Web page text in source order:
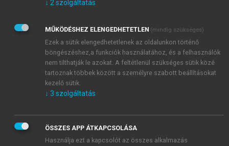
Kérek értesítést az Akadémiai Kiadó Zrt. újdonságairól,
Adatkezelési tájékoztatóbanfoglaltakat tudomásul
veszem és elfogadom.
Általános vásárlási feltételeket, valamint a szotar.netés a
mersz.huoldalak licencszerződéseiben foglaltakat
tudomásul veszem és elfogadom.
KIPRÓBÁLOM
↓ 2 szolgáltatás
MŰKÖDÉSHEZ ELENGEDHETETLEN (mindig szükséges)
Ezek a sütik elengedhetetlenek az oldalunkon történő
böngészéshez,a funkciók használatához, és a felhasználók
nem tilthatják le azokat. A feltétlenül szükséges sütik közé
tartoznak többek között a személyre szabott beállításokat
kezelő sütik.
↓ 3 szolgáltatás
ÖSSZES APP ÁTKAPCSOLÁSA
Használja ezt a kapcsolót az összes alkalmazás